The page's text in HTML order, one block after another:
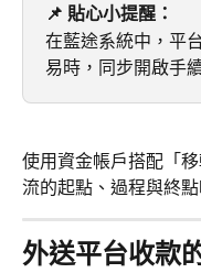
📌 貼心小提醒：
在藍途系統中，平
易時，同步開啟手
使用資金帳戶搭配「
流的起點、過程與終點
外送平台收款